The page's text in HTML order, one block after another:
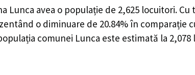
Lunca avea o populație de 2,625 locuitori. Cu
o diminuare de 20.84%în comparație
comunei Lunca este estimată la 2,078